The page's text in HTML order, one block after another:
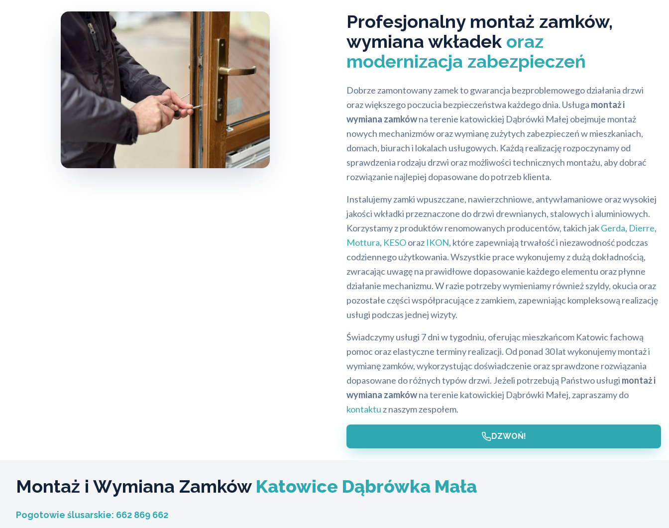
Profesjonalny montaż zamków,
wymiana wkładek oraz
modernizacja zabezpieczeń
Dobrze zamontowany zamek to gwarancja bezproblemowego działania drzwi
oraz większego poczucia bezpieczeństwa każdego dnia. Usługa montaż i
wymiana zamkówna terenie katowickiej Dąbrówki Małej obejmuje montaż
nowych mechanizmów oraz wymianę zużytych zabezpieczeń w mieszkaniach,
domach, biurach i lokalach usługowych. Każdą realizację rozpoczynamy od
sprawdzenia rodzaju drzwi oraz możliwości technicznych montażu, aby dobrać
rozwiązanie najlepiej dopasowane do potrzeb klienta.
Instalujemy zamki wpuszczane, nawierzchniowe, antywłamaniowe oraz wysokiej
jakości wkładki przeznaczone do drzwi drewnianych, stalowych i aluminiowych.
Korzystamy z produktów renomowanych producentów, takich jakGerda, Dierre,
Mottura, KESOoraz IKON, które zapewniają trwałość i niezawodność podczas
codziennego użytkowania. Wszystkie prace wykonujemy z dużą dokładnością,
zwracając uwagę na prawidłowe dopasowanie każdego elementu oraz płynne
działanie mechanizmu. W razie potrzeby wymieniamy również szyldy, okucia oraz
pozostałe części współpracujące z zamkiem, zapewniając kompleksową realizację
usługi podczas jednej wizyty.
Świadczymy usługi 7 dni w tygodniu, oferując mieszkańcom Katowic fachową
pomoc oraz elastyczne terminy realizacji. Od ponad 30 lat wykonujemy montaż i
wymianę zamków, wykorzystując doświadczenie oraz sprawdzone rozwiązania
dopasowane do różnych typów drzwi. Jeżeli potrzebują Państwo usługi montaż i
wymiana zamkówna terenie katowickiej Dąbrówki Małej, zapraszamy do
kontaktu z naszym zespołem.
DZWOŃ!
Montaż i Wymiana Zamków Katowice Dąbrówka Mała
Pogotowie ślusarskie: 662 869 662